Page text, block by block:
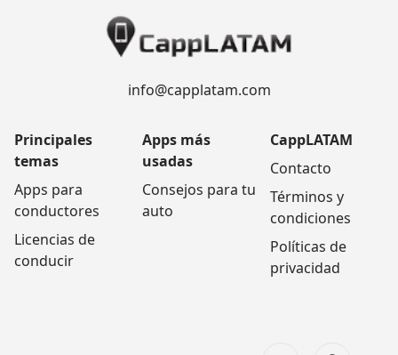
info@capplatam.com
Principales
temas
Apps para
conductores
Licencias de
conducir
Apps más
usadas
Consejos para tu
auto
CappLATAM
Contacto
Términos y
condiciones
Políticas de
privacidad